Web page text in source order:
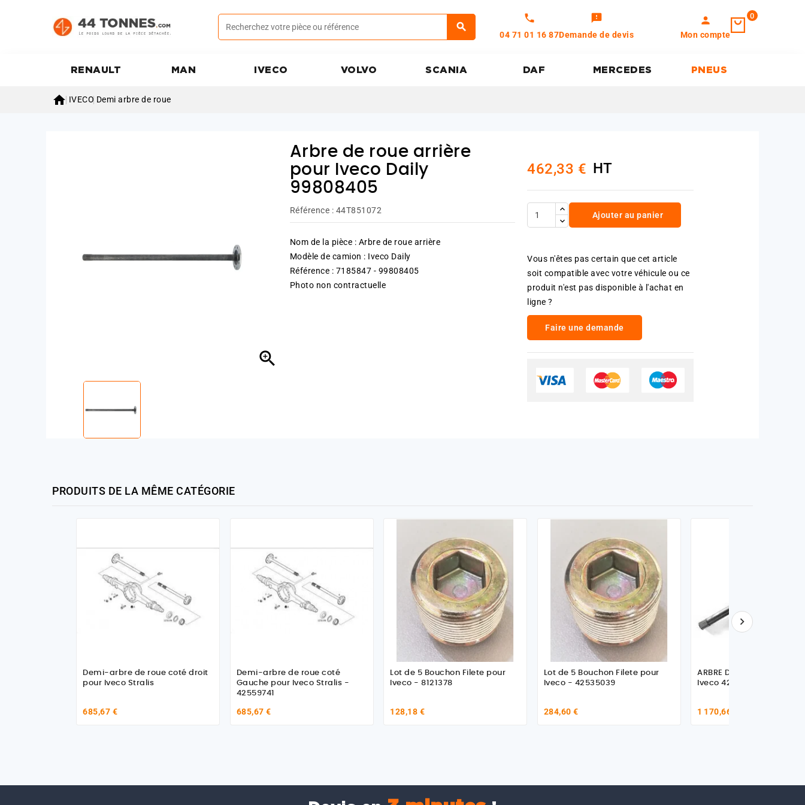
call
04 71 01 16 87
feedback
Demande de devis
person
Mon compte
0
RENAULT MAN IVECO VOLVO SCANIA DAF MERCEDES PNEUS
 IVECO Demi arbre de roue

Arbre de roue arrière
pour Iveco Daily
99808405
Référence : 44T851072
Nom de la pièce : Arbre de roue arrière
Modèle de camion : Iveco Daily
Référence : 7185847 - 99808405
Photo non contractuelle
462,33 € HT
Ajouter au panier
Vous n'êtes pas certain que cet article
soit compatible avec votre véhicule ou ce
produit n'est pas disponible à l'achat en
ligne ?
Faire une demande
PRODUITS DE LA MÊME CATÉGORIE
Demi-arbre de roue coté droit
pour Iveco Stralis
685,67 €
Demi-arbre de roue coté
Gauche pour Iveco Stralis -
42559741
685,67 €
Lot de 5 Bouchon Filete pour
Iveco - 8121378
128,18 €
Lot de 5 Bouchon Filete pour
Iveco - 42535039
284,60 €
ARBRE DE ROUE GAUCHE
Iveco 42532868
1 170,66 €
